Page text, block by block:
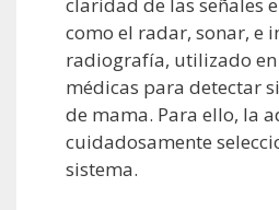
claridad de las señales
como el radar, sonar, e
radiografía, utilizado en
médicas para detectar
de mama. Para ello, la
cuidadosamente
sistema.